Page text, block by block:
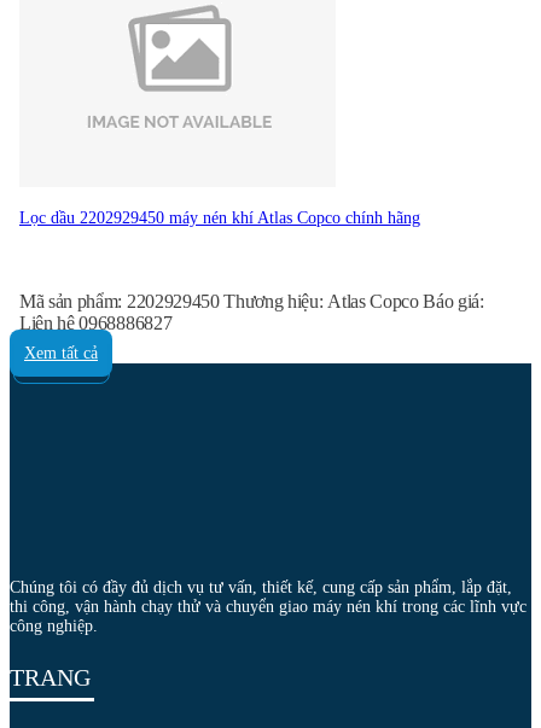
Lọc dầu 2202929450 máy nén khí Atlas Copco chính hãng
Mã sản phẩm: 2202929450 Thương hiệu: Atlas Copco Báo giá:
Liên hệ 0968886827
Xem tất cả
Chúng tôi có đầy đủ dịch vụ tư vấn, thiết kế, cung cấp sản phẩm, lắp đặt,
thi công, vận hành chạy thử và chuyển giao máy nén khí trong các lĩnh vực
công nghiệp.
TRANG